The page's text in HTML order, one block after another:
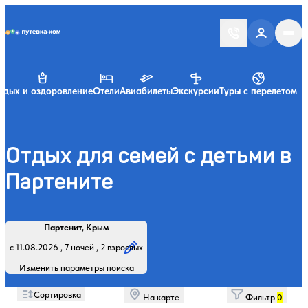
и оздоровлениеОтелиАвиабилетыЭкскурсииТуры с перелетом
Отдых для семей с детьми в
Партените
Партенит, Крым
с 11.08.2026 , 7 ночей , 2 взрослых
Изменить параметры поиска
Регион, курорт или название
Профиль лечения:
Отдыхающие:
Дата заезда:
Кол-во ночей:
Сортировка На карте Фильтр0